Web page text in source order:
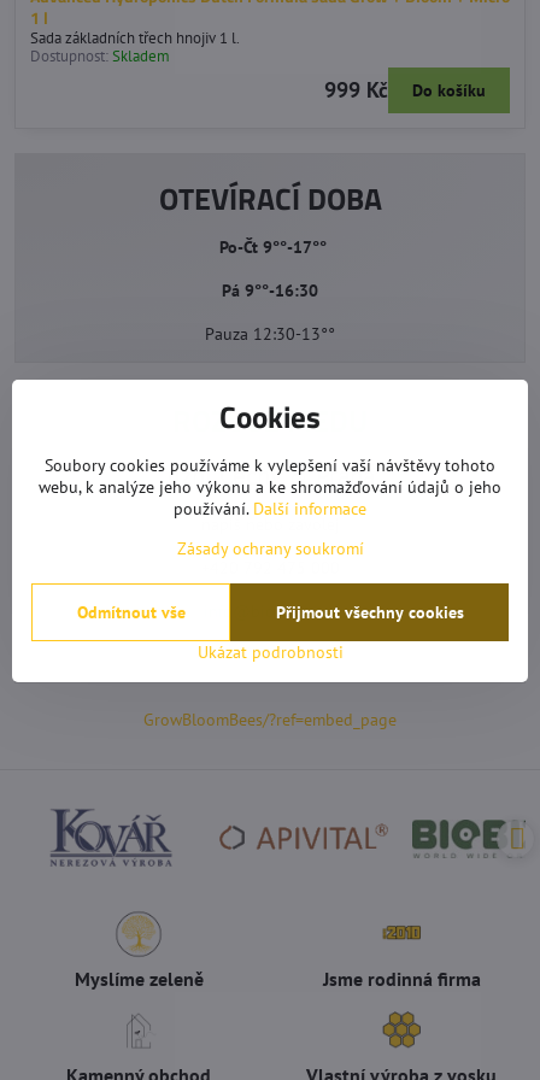
1 l
Sada základních třech hnojiv 1 l.
Dostupnost:Skladem
999 Kč Do košíku
OTEVÍRACÍ DOBA
Po-Čt 9°°-17°°
Pá 9°°-16:30
Pauza 12:30-13°°
ROZVOZ MEDU
Jižní Čechy & Praha
info@bioflower.cz
GrowBloomBees/?ref=embed_page
Myslíme zeleně Jsme rodinná firma
Kamenný obchod Vlastní výroba z vosku
Cookies
Soubory cookies používáme k vylepšení vaší návštěvy tohoto
webu, k analýze jeho výkonu a ke shromažďování údajů o jeho
používání. Další informace
Zásady ochrany soukromí
Ukázat podrobnosti
Přijmout všechny cookies
Odmítnout vše